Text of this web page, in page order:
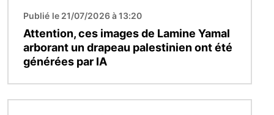
Publié le 21/07/2026 à 13:20
Attention, ces images de Lamine Yamal
arborant un drapeau palestinien ont été
générées par IA